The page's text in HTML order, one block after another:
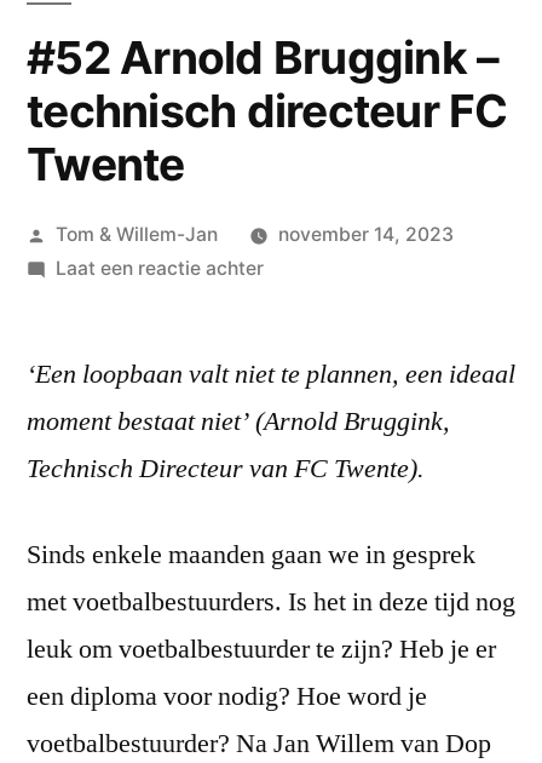
#52 Arnold Bruggink –
technisch directeur FC
Twente
Geplaatst
door
Tom & Willem-Jan
november 14, 2023
Laat een reactie achterop
Bruggink
technisch
directeur
‘Een loopbaan valt niet te plannen, een ideaal
moment bestaat niet’ (Arnold Bruggink,
Technisch Directeur van FC Twente).
Sinds enkele maanden gaan we in gesprek
met voetbalbestuurders. Is het in deze tijd nog
leuk om voetbalbestuurder te zijn? Heb je er
een diploma voor nodig? Hoe word je
voetbalbestuurder? Na Jan Willem van Dop